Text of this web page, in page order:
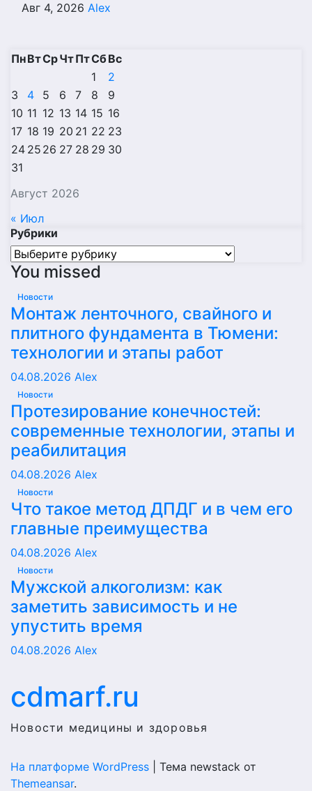
Авг 4, 2026 Alex
Август 2026
ПнВтСрЧтПтСбВс
1
2
3
4 5 6 7 8
9
10 11 12 13 14 15 16
17 18 19 20 21 22 23
24 25 26 27 28 29 30
31
« Июл
Рубрики
Рубрики
You missed
Новости
Монтаж ленточного, свайного и
плитного фундамента в Тюмени:
технологии и этапы работ
04.08.2026 Alex
Новости
Протезирование конечностей:
современные технологии, этапы и
реабилитация
04.08.2026 Alex
Новости
Что такое метод ДПДГ и в чем его
главные преимущества
04.08.2026 Alex
Новости
Мужской алкоголизм: как
заметить зависимость и не
упустить время
04.08.2026 Alex
cdmarf.ru
Новости медицины и здоровья
На платформе WordPress
Тема newstack от
Themeansar.